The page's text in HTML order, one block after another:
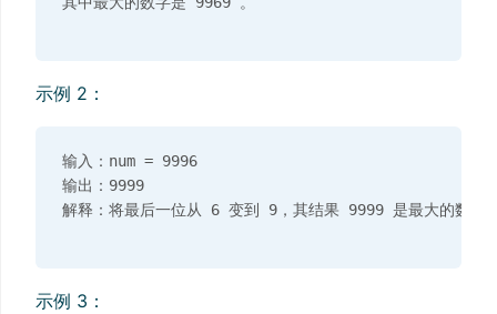
示例 2：
输入：num = 9996
输出：9999
示例 3：